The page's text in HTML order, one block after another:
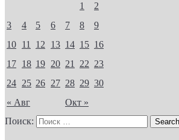
« Авг Окт »
1
2
3
4 5 6 7 8
9
10 11 12 13 14 15 16
17 18 19 20 21 22 23
24 25 26 27 28 29 30
Поиск: